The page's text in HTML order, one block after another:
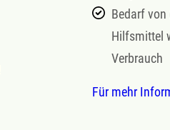
Bedarf
Hilfsmittel
Verbrauch
Für mehr